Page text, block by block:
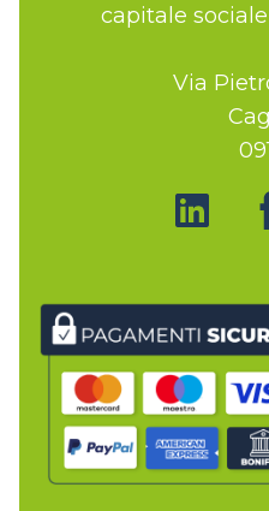
capitale
Via